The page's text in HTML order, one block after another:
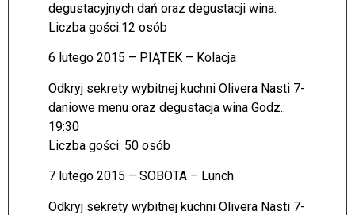
degustacyjnych dań oraz degustacji wina.
Liczba gości:12 osób
6 lutego 2015 – PIĄTEK – Kolacja
Odkryj sekrety wybitnej kuchni Olivera Nasti 7-
daniowe menu oraz degustacja wina Godz.:
19:30
Liczba gości: 50 osób
7 lutego 2015 – SOBOTA – Lunch
Odkryj sekrety wybitnej kuchni Olivera Nasti 7-